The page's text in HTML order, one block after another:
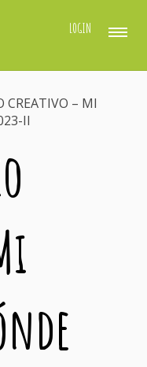
LOGIN
CREATIVO – MI
II